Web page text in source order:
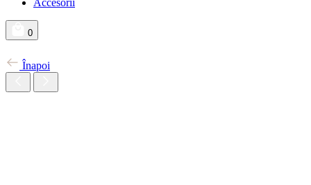
Accesorii
0
Înapoi